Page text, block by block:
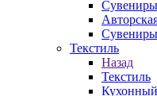
Сувениры
Сувениры
Текстиль
Назад
Текстиль
Кухонный